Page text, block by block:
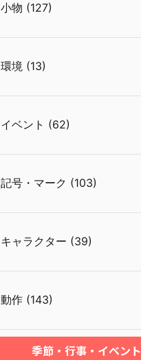
小物 (127)
環境 (13)
イベント (62)
記号・マーク (103)
キャラクター (39)
動作 (143)
季節・行事・イベント